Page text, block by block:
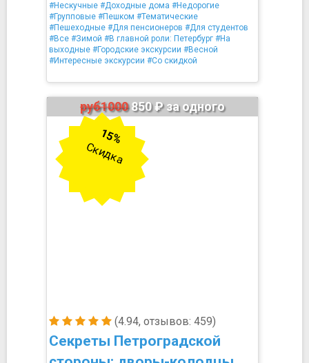
#Нескучные #Доходные дома #Недорогие
#Групповые #Пешком #Тематические
#Пешеходные #Для пенсионеров #Для студентов
#Все #Зимой #В главной роли: Петербург #На
выходные #Городские экскурсии #Весной
#Интересные экскурсии #Со скидкой
(4.94, отзывов: 459)
Секреты Петроградской
руб1000850 ₽ за одного
15%
Скидка